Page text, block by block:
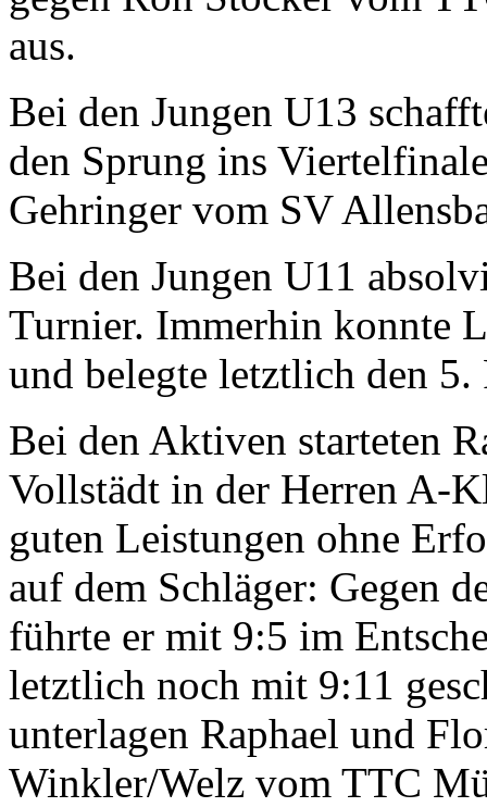
aus.
Bei den Jungen U13
den Sprung ins
Gehringer vom SV
Bei den Jungen U11
Turnier. Immerhin konnte
und belegte letztlich den 5.
Bei den Aktiven starteten
Vollstädt in der Herren A-
guten Leistungen ohne
auf dem Schläger: Gegen
führte er mit 9:5 im
letztlich noch mit 9:11
unterlagen Raphael und
Winkler/Welz vom TTC